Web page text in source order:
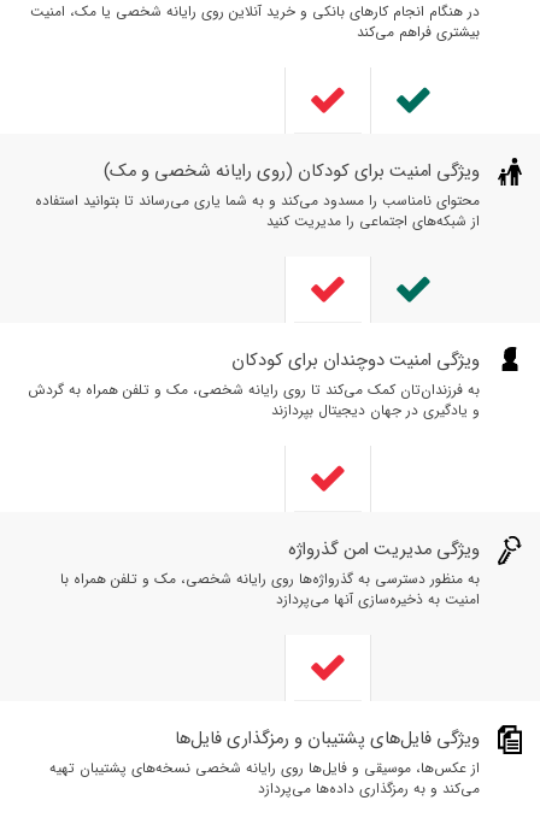
در هنگام انجام کارهای بانکی و خرید آنلاین روی رایانه شخصی یا مک، امنیت
بیشتری فراهم می‌کند
ویژگی امنیت برای کودکان (روی رایانه شخصی و مک)
محتوای نامناسب را مسدود می‌کند و به شما یاری می‌رساند تا بتوانید استفاده
از شبکه‌های اجتماعی را مدیریت کنید
ویژگی امنیت دوچندان برای کودکان
به فرزندان‌تان کمک می‌کند تا روی رایانه شخصی، مک و تلفن همراه به گردش
و یادگیری در جهان دیجیتال بپردازند
ویژگی مدیریت امن گذرواژه
به منظور دسترسی به گذرواژه‌ها روی رایانه شخصی، مک و تلفن همراه با
امنیت به ذخیره‌سازی آنها می‌پردازد
ویژگی فایل‌های پشتیبان و رمزگذاری فایل‌ها
از عکس‌ها، موسیقی و فایل‌ها روی رایانه شخصی نسخه‌های پشتیبان تهیه
می‌کند و به رمزگذاری داده‌ها می‌پردازد